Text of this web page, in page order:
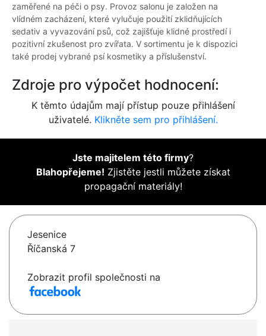
zaměřené na péči o psy. Provoz salonu je založen na
vlídném zacházení, které vylučuje použití zklidňujících
sedativ a vyvazování psů, což zajišťuje klidné prostředí i
pozitivní zkušenost pro zvířata. V sortimentu je k dispozici
také prodej vybrané psí kosmetiky a příslušenství.
Zdroje pro výpočet hodnocení:
K těmto údajům mají přístup pouze přihlášení
uživatelé. Klikněte sem pro přihlášení.
Jste majitelem této firmy?
Blahopřejeme! Zjistěte jestli můžete získat
propagační materiály!
Jesenice
Říčanská 7
Zobrazit profil společnosti na